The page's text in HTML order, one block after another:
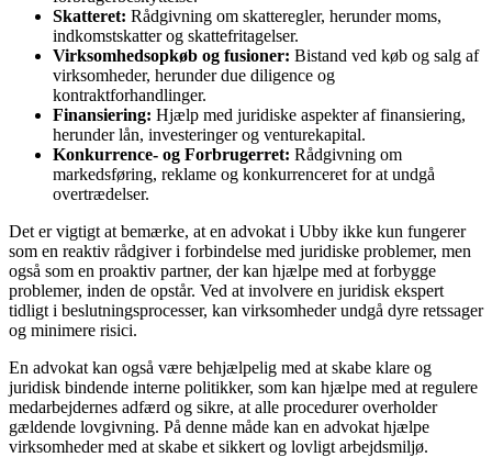
Skatteret: Rådgivning om skatteregler, herunder moms,
indkomstskatter og skattefritagelser.
Virksomhedsopkøb og fusioner: Bistand ved køb og salg af
virksomheder, herunder due diligence og
kontraktforhandlinger.
Finansiering: Hjælp med juridiske aspekter af finansiering,
herunder lån, investeringer og venturekapital.
Konkurrence- og Forbrugerret: Rådgivning om
markedsføring, reklame og konkurrenceret for at undgå
overtrædelser.
Det er vigtigt at bemærke, at en advokat i Ubby ikke kun fungerer
som en reaktiv rådgiver i forbindelse med juridiske problemer, men
også som en proaktiv partner, der kan hjælpe med at forbygge
problemer, inden de opstår. Ved at involvere en juridisk ekspert
tidligt i beslutningsprocesser, kan virksomheder undgå dyre retssager
og minimere risici.
En advokat kan også være behjælpelig med at skabe klare og
juridisk bindende interne politikker, som kan hjælpe med at regulere
medarbejdernes adfærd og sikre, at alle procedurer overholder
gældende lovgivning. På denne måde kan en advokat hjælpe
virksomheder med at skabe et sikkert og lovligt arbejdsmiljø.